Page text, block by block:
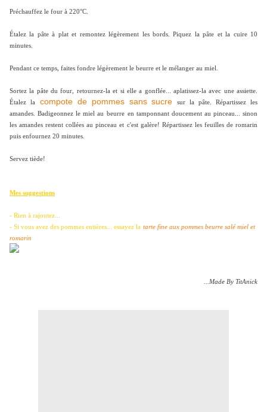
Préchauffez le four à 220°C.
Étalez la pâte à plat et remontez légèrement les bords. Piquez la pâte et la cuire 10
minutes.
Pendant ce temps, faites fondre légèrement le beurre et le mélanger au miel.
Sortez la pâte du four, retournez-la et si elle a gonflée... aplatissez-la avec une assiette.
Étalez la
compote de pommes sans sucre
sur la pâte. Répartissez les
amandes. Badigeonnez le miel au beurre en tamponnant doucement au pinceau... sinon
les amandes restent collées au pinceau et c'est galère! Répartissez les feuilles de romarin
puis enfournez 20 minutes.
Servez tiède!
Mes suggestions
- Rien à rajoutez...
- Si vous avez des pommes entières... essayez la tarte fine aux pommes beurre salé miel et
romarin
...Made By TitAnick